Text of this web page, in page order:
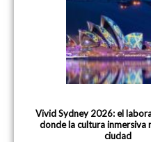
Vivid Sydney 2026: el
donde la cultura inmersiva
ciudad